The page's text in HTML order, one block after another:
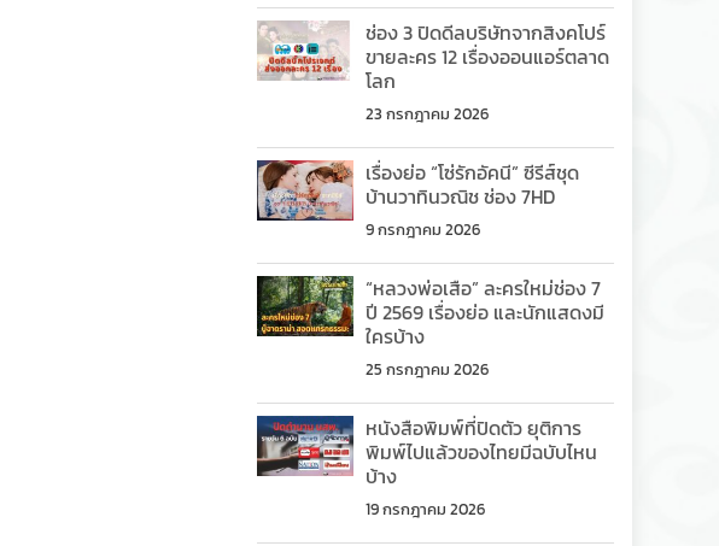
ช่อง 3 ปิดดีลบริษัทจากสิงคโปร์
ขายละคร 12 เรื่องออนแอร์ตลาด
โลก
23 กรกฎาคม 2026
เรื่องย่อ “โซ่รักอัคนี” ซีรีส์ชุด
บ้านวาทินวณิช ช่อง 7HD
9 กรกฎาคม 2026
“หลวงพ่อเสือ” ละครใหม่ช่อง 7
ปี 2569 เรื่องย่อ และนักแสดงมี
ใครบ้าง
25 กรกฎาคม 2026
หนังสือพิมพ์ที่ปิดตัว ยุติการ
พิมพ์ไปแล้วของไทยมีฉบับไหน
บ้าง
19 กรกฎาคม 2026